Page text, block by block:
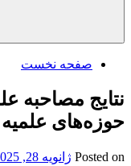
صفحه نخست
نتایج مصاحبه
حوزه‌های
Posted on ژانویه 28, 2025